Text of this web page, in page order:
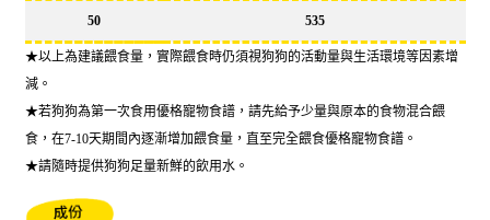
50 535
★以上為建議餵食量，實際餵食時仍須視狗狗的活動量與生活環境等因素增
減。
★若狗狗為第一次食用優格寵物食譜，請先給予少量與原本的食物混合餵
食，在7-10天期間內逐漸增加餵食量，直至完全餵食優格寵物食譜。
★請隨時提供狗狗足量新鮮的飲用水。